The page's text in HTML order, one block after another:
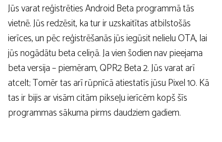
Jūs varat reģistrēties Android Beta programmā tās
vietnē. Jūs redzēsit, ka tur ir uzskaitītas atbilstošās
ierīces, un pēc reģistrēšanās jūs iegūsit nelielu OTA, lai
jūs nogādātu beta celiņā. Ja vien šodien nav pieejama
beta versija – piemēram, QPR2 Beta 2. Jūs varat arī
atcelt; Tomēr tas arī rūpnīcā atiestatīs jūsu Pixel 10. Kā
tas ir bijis ar visām citām pikseļu ierīcēm kopš šīs
programmas sākuma pirms daudziem gadiem.